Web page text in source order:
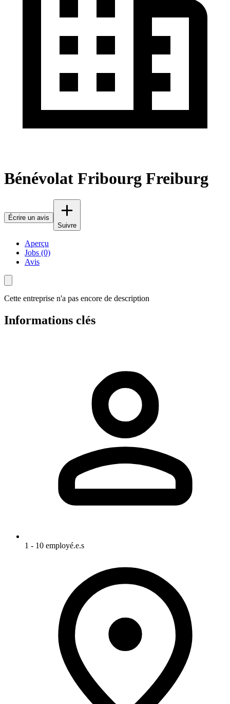
Bénévolat Fribourg Freiburg
Écrire un avis
Suivre
Aperçu
Jobs (0)
Avis
Cette entreprise n'a pas encore de description
Informations clés
1 - 10 employé.e.s